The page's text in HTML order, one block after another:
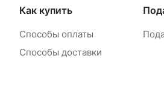
Как купить
Способы оплаты
Способы доставки